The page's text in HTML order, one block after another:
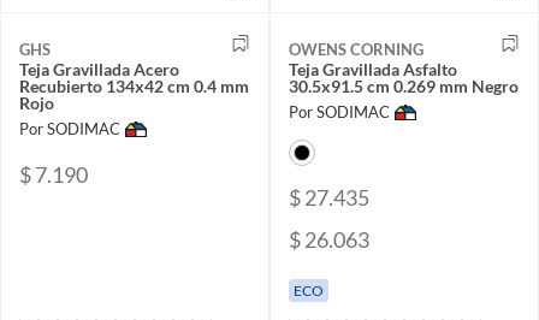
GHS
Teja Gravillada Acero
Recubierto 134x42 cm 0.4 mm
Rojo
Por SODIMAC
$ 7.190
OWENS CORNING
Teja Gravillada Asfalto
30.5x91.5 cm 0.269 mm Negro
Por SODIMAC
$ 27.435
$ 26.063
ECO